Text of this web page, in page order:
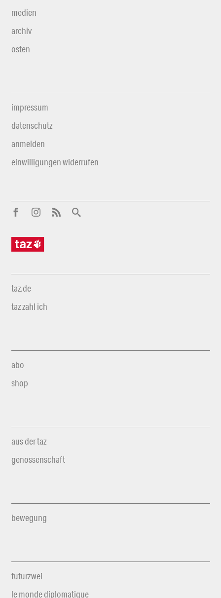
medien
archiv
osten
impressum
datenschutz
anmelden
einwilligungen widerrufen
taz.de
taz zahl ich
abo
shop
aus der taz
genossenschaft
bewegung
futurzwei
le monde diplomatique